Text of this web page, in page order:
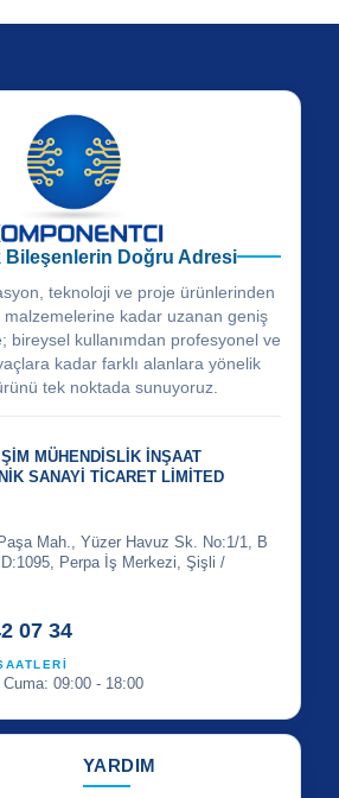
Bileşenlerin Doğru Adresi
teknoloji ve proje ürünlerinden
kadar uzanan geniş
bireysel kullanımdan profesyonel ve
kadar farklı alanlara yönelik
tek noktada sunuyoruz.
MÜHENDİSLİK İNŞAAT
SANAYİ TİCARET LİMİTED
Mah., Yüzer Havuz Sk. No:1/1, B
Perpa İş Merkezi, Şişli /
07 34
09:00 - 18:00
YARDIM